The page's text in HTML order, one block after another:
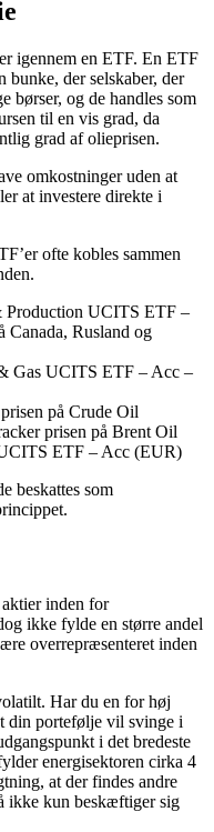
igennem en ETF. En ETF
der selskaber, der
børser, og de handles som
til en vis grad, da
grad af olieprisen.
omkostninger uden at
at investere direkte i
ofte kobles sammen
Production UCITS ETF –
Rusland og
Gas UCITS ETF – Acc –
på Crude Oil
prisen på Brent Oil
ETF – Acc (EUR)
beskattes som
inden for
ikke fylde en større andel
overrepræsenteret inden
Har du en for høj
din portefølje vil svinge i
i det bredeste
energisektoren cirka 4
at der findes andre
ikke kun beskæftiger sig